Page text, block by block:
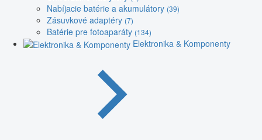
Nabíjacie batérie a akumulátory (39)
Zásuvkové adaptéry (7)
Batérie pre fotoaparáty (134)
Elektronika & Komponenty